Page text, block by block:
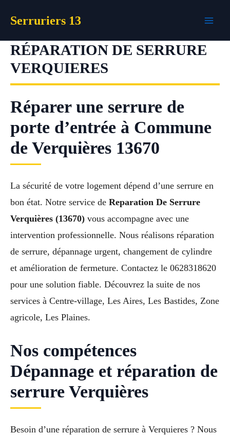
Serruriers 13
RÉPARATION DE SERRURE
VERQUIERES
Réparer une serrure de
porte d’entrée à Commune
de Verquières 13670
La sécurité de votre logement dépend d’une serrure en
bon état. Notre service de Reparation De Serrure
Verquières (13670) vous accompagne avec une
intervention professionnelle. Nous réalisons réparation
de serrure, dépannage urgent, changement de cylindre
et amélioration de fermeture. Contactez le 0628318620
pour une solution fiable. Découvrez la suite de nos
services à Centre-village, Les Aires, Les Bastides, Zone
agricole, Les Plaines.
Nos compétences
Dépannage et réparation de
serrure Verquières
Besoin d’une réparation de serrure à Verquieres ? Nous